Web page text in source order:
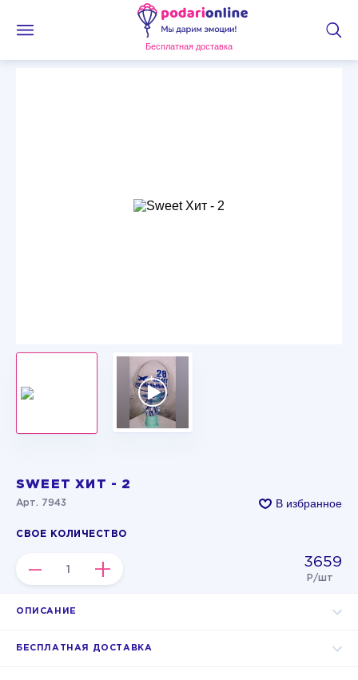
Бесплатная доставка
SWEET ХИТ - 2
Арт. 7943 В избранное
СВОЕ КОЛИЧЕСТВО
– + 3659
Р/шт
ОПИСАНИЕ
БЕСПЛАТНАЯ ДОСТАВКА